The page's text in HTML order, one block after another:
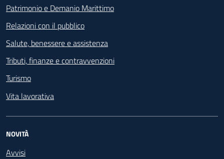
Patrimonio e Demanio Marittimo
Relazioni con il pubblico
Salute, benessere e assistenza
Tributi, finanze e contravvenzioni
Turismo
Vita lavorativa
NOVITÀ
Avvisi